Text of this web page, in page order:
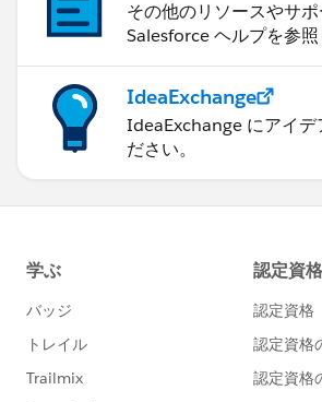
その他のリソースやサ
Salesforce ヘルプを参照
IdeaExchange
IdeaExchange にアイデ
ださい。